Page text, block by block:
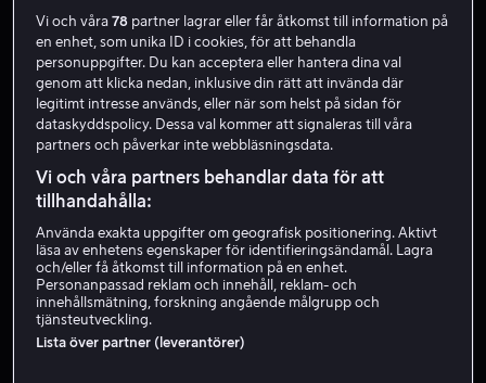
M K
Maryna Koshkina
Vi och våra78 partner lagrar eller får åtkomst till information på
en enhet, som unika ID i cookies, för att behandla
personuppgifter. Du kan acceptera eller hantera dina val
genom att klicka nedan, inklusive din rätt att invända där
legitimt intresse används, eller när som helst på sidan för
dataskyddspolicy. Dessa val kommer att signaleras till våra
partners och påverkar inte webbläsningsdata.
Vi och våra partners behandlar data för att
tillhandahålla:
Använda exakta uppgifter om geografisk positionering. Aktivt
läsa av enhetens egenskaper för identifieringsändamål. Lagra
och/eller få åtkomst till information på en enhet.
Personanpassad reklam och innehåll, reklam- och
innehållsmätning, forskning angående målgrupp och
tjänsteutveckling.
Lista över partner (leverantörer)